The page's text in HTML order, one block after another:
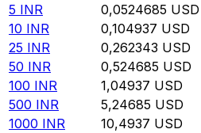
5 INR 0,0524685 USD
10 INR 0,104937 USD
25 INR 0,262343 USD
50 INR 0,524685 USD
100 INR 1,04937 USD
500 INR 5,24685 USD
1000 INR 10,4937 USD